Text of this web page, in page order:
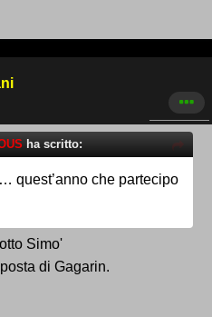
€5 a testa arriveremo ad
ha scritto:
quest’anno che partecipo
Simo'
di Gagarin.